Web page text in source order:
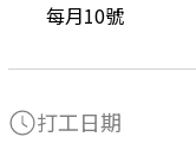
每月10號
打工日期